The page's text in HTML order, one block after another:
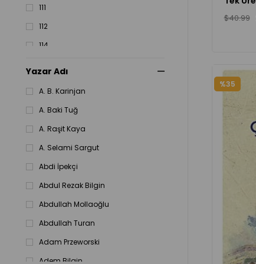
111
112
114
Yazar Adı
A. B. Karinjan
A. Baki Tuğ
A. Raşit Kaya
A. Selami Sargut
Abdi İpekçi
Abdul Rezak Bilgin
Abdullah Mollaoğlu
Abdullah Turan
Adam Przeworski
Adem Bilgin
$40.99
%35